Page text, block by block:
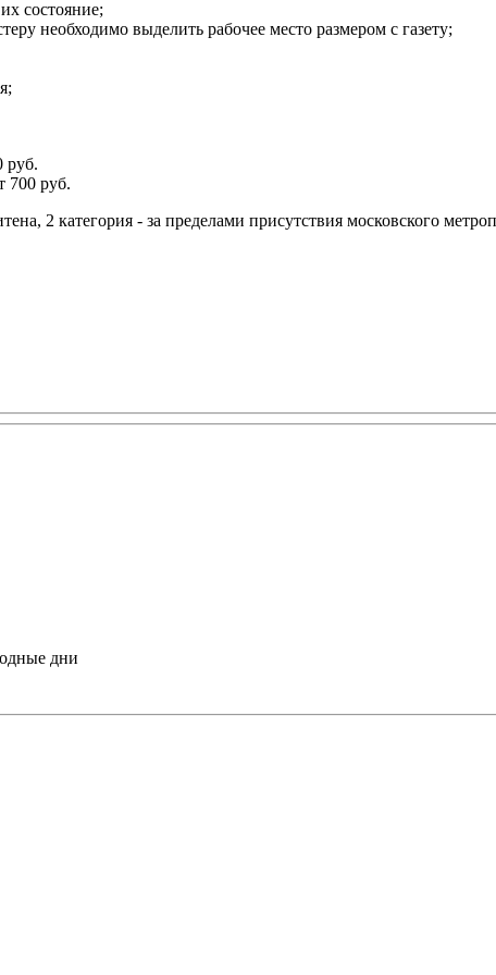
состояние;
необходимо выделить рабочее место размером с газету;
руб.
700 руб.
2 категория - за пределами присутствия московского
дни